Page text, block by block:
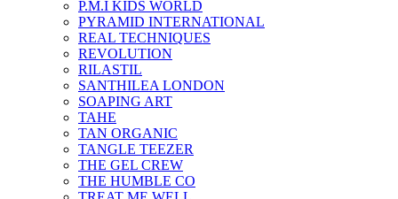
P.M.I KIDS WORLD
PYRAMID INTERNATIONAL
REAL TECHNIQUES
REVOLUTION
RILASTIL
SANTHILEA LONDON
SOAPING ART
TAHE
TAN ORGANIC
TANGLE TEEZER
THE GEL CREW
THE HUMBLE CO